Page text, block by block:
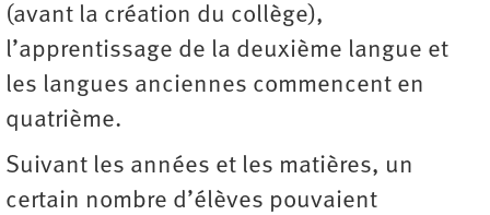
(avant la création du collège),
l’apprentissage de la deuxième langue et
les langues anciennes commencent en
quatrième.
Suivant les années et les matières, un
certain nombre d’élèves pouvaient